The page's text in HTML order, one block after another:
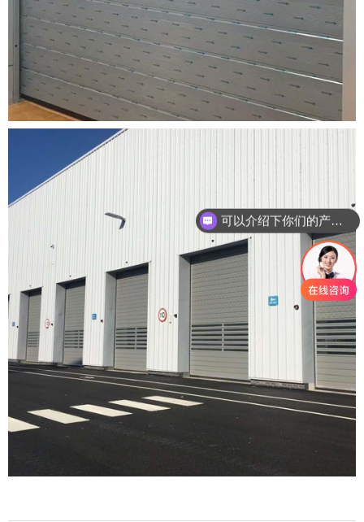
可以介绍下你们的产品么